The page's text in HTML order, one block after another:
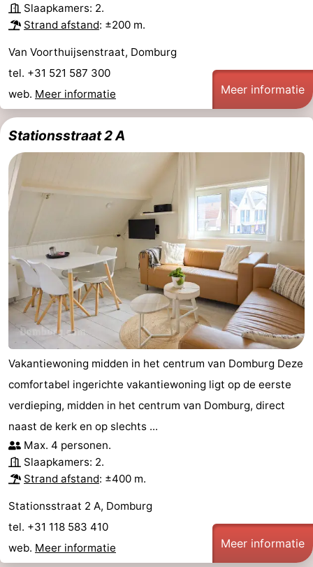
Slaapkamers: 2.
Strand afstand: ±200 m.
Van Voorthuijsenstraat, Domburg
tel. +31 521 587 300
web. Meer informatie Meer informatie
Stationsstraat 2 A
Vakantiewoning midden in het centrum van Domburg Deze
comfortabel ingerichte vakantiewoning ligt op de eerste
verdieping, midden in het centrum van Domburg, direct
naast de kerk en op slechts ...
Max. 4 personen.
Slaapkamers: 2.
Strand afstand: ±400 m.
Stationsstraat 2 A, Domburg
tel. +31 118 583 410
web. Meer informatie Meer informatie